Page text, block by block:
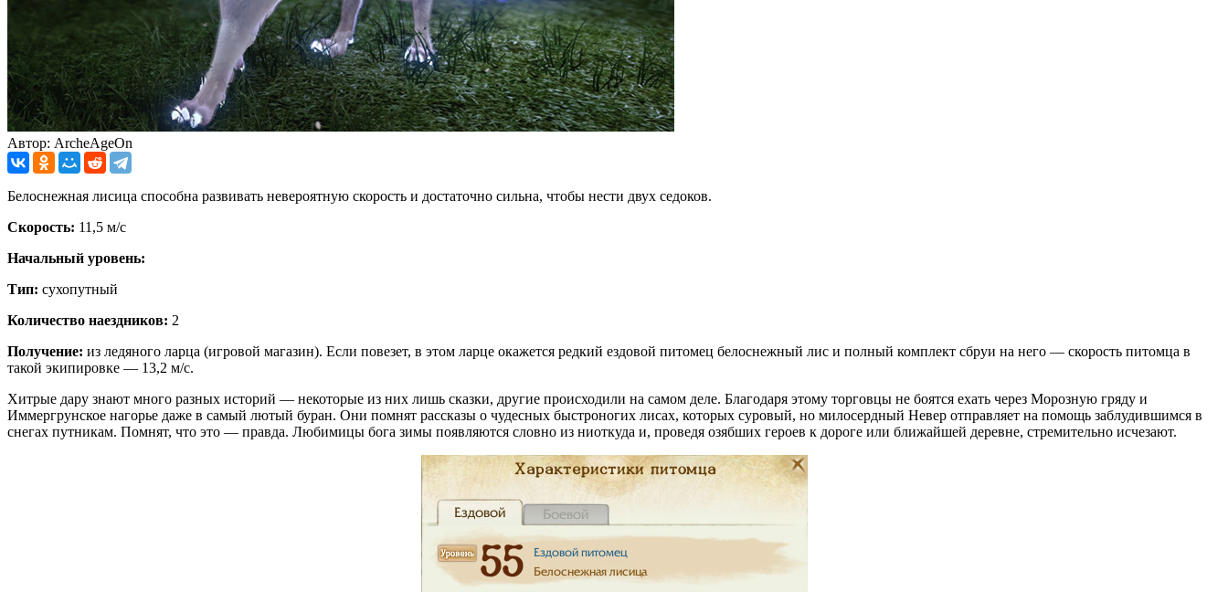
Автор: ArcheAgeOn
Белоснежная лисица способна развивать невероятную скорость и достаточно сильна, чтобы нести двух седоков.
Скорость: 11,5 м/с
Начальный уровень:
Тип: сухопутный
Количество наездников: 2
Получение: из ледяного ларца (игровой магазин). Если повезет, в этом ларце окажется редкий ездовой питомец белоснежный лис и полный комплект сбруи на него — скорость питомца в
такой экипировке — 13,2 м/с.
Хитрые дару знают много разных историй — некоторые из них лишь сказки, другие происходили на самом деле. Благодаря этому торговцы не боятся ехать через Морозную гряду и
Иммергрунское нагорье даже в самый лютый буран. Они помнят рассказы о чудесных быстроногих лисах, которых суровый, но милосердный Невер отправляет на помощь заблудившимся в
снегах путникам. Помнят, что это — правда. Любимицы бога зимы появляются словно из ниоткуда и, проведя озябших героев к дороге или ближайшей деревне, стремительно исчезают.